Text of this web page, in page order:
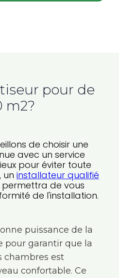
pour de
m2?
de choisir une
avec un service
pour éviter toute
un installateur qualifié
de vous
de l'installation.
puissance de la
pour garantir que la
chambres est
confortable. Ce